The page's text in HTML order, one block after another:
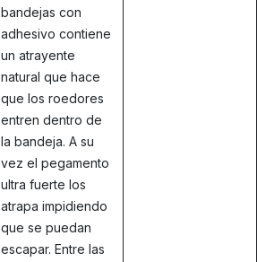
bandejas con
adhesivo contiene
un atrayente
natural que hace
que los roedores
entren dentro de
la bandeja. A su
vez el pegamento
ultra fuerte los
atrapa impidiendo
que se puedan
escapar. Entre las